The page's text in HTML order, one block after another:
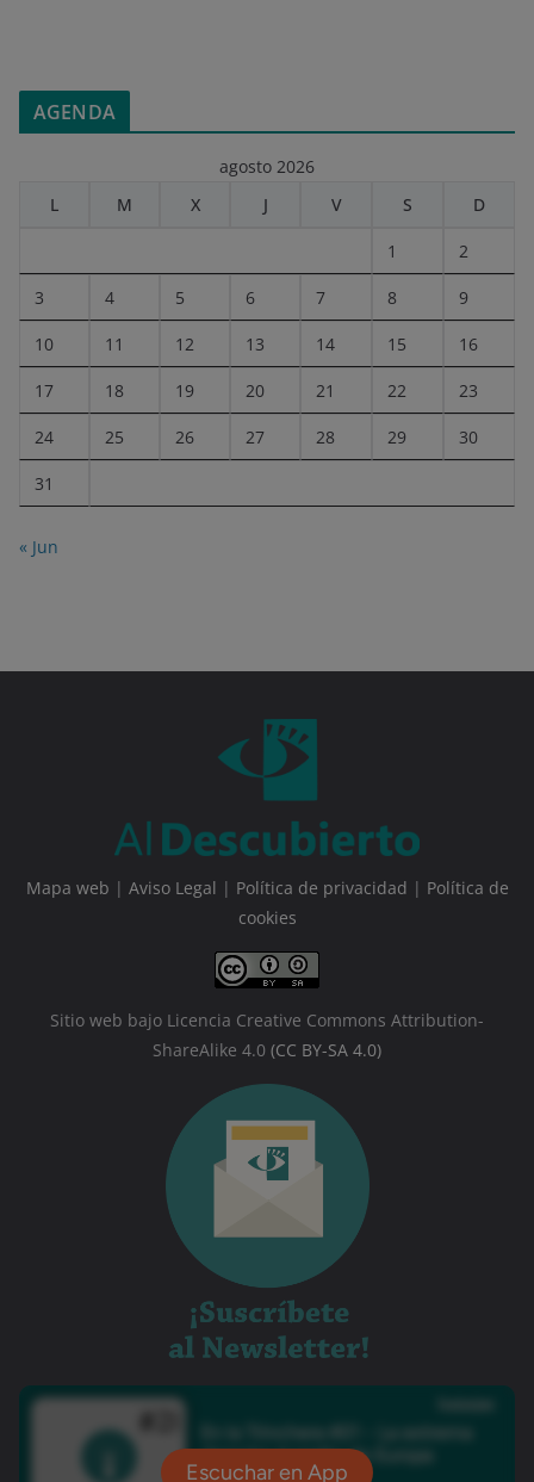
AGENDA
agosto 2026
L
M X J V S D
1 2
3 4 5 6 7 8 9
10 11 12 13 14 15 16
17 18 19 20 21 22 23
24 25 26 27 28 29 30
31
« Jun
Mapa web | Aviso Legal | Política de privacidad | Política de
cookies
Sitio web bajo Licencia Creative Commons Attribution-
ShareAlike 4.0 (CC BY-SA 4.0)